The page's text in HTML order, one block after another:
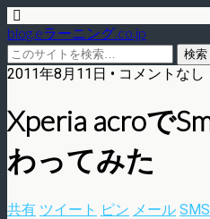
blog.eラーニング.co.jp
2011年8月11日 • コメントなし
Xperia acroで
わってみた
共有 ツイート ピン メール SMS